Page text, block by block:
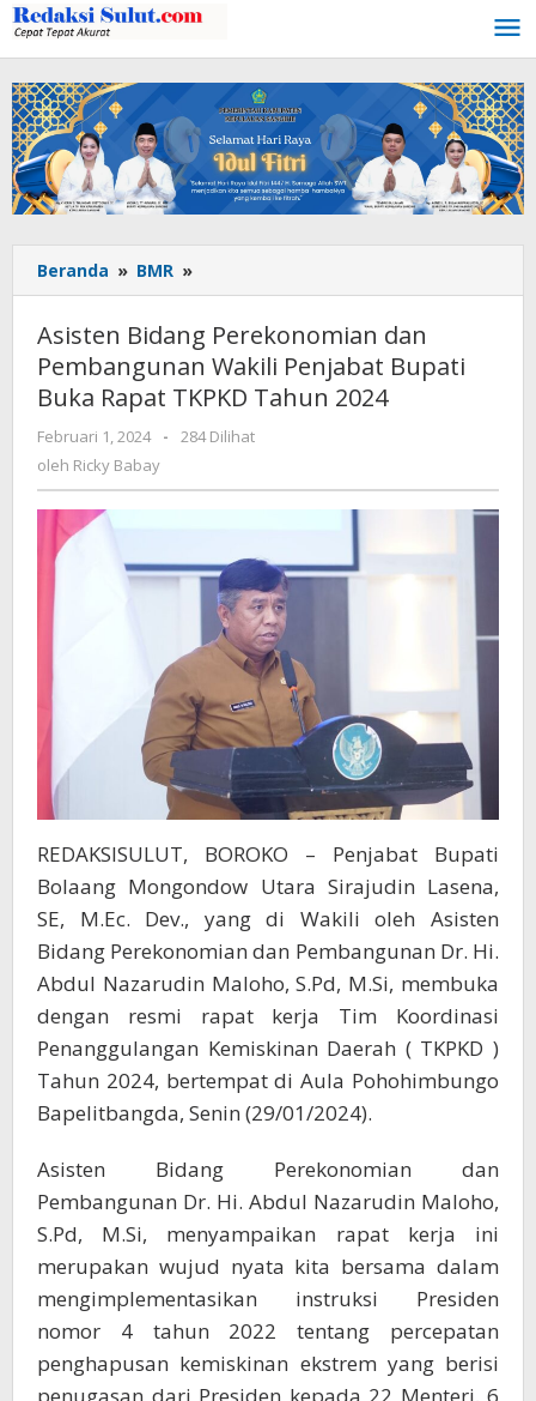
Lewati
ke
konten
Beranda » BMR »
Bidang
Perekonomian
dan
Pembangunan
Wakili
Bupati
Rapat
2024
Asisten Bidang Perekonomian dan
Pembangunan Wakili Penjabat Bupati
Buka Rapat TKPKD Tahun 2024
Februari 1, 2024
oleh
-
284 Dilihat
oleh Ricky Babay
REDAKSISULUT, BOROKO – Penjabat Bupati
Bolaang Mongondow Utara Sirajudin Lasena,
SE, M.Ec. Dev., yang di Wakili oleh Asisten
Bidang Perekonomian dan Pembangunan Dr. Hi.
Abdul Nazarudin Maloho, S.Pd, M.Si, membuka
dengan resmi rapat kerja Tim Koordinasi
Penanggulangan Kemiskinan Daerah ( TKPKD )
Tahun 2024, bertempat di Aula Pohohimbungo
Bapelitbangda, Senin (29/01/2024).
Asisten Bidang Perekonomian dan
Pembangunan Dr. Hi. Abdul Nazarudin Maloho,
S.Pd, M.Si, menyampaikan rapat kerja ini
merupakan wujud nyata kita bersama dalam
mengimplementasikan instruksi Presiden
nomor 4 tahun 2022 tentang percepatan
penghapusan kemiskinan ekstrem yang berisi
penugasan dari Presiden kepada 22 Menteri, 6